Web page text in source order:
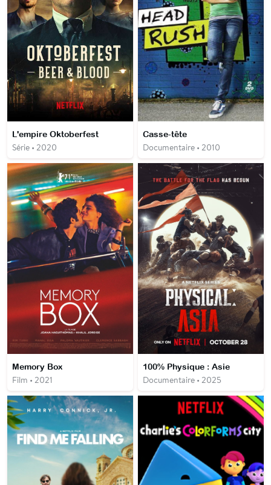
L'empire Oktoberfest
Série • 2020
Casse-tête
Documentaire • 2010
Memory Box
Film • 2021
100% Physique : Asie
Documentaire • 2025